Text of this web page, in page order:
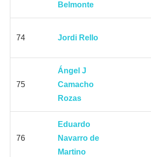
Belmonte
74 Jordi Rello
75
Ángel J
Camacho
Rozas
76
Eduardo
Navarro de
Martino